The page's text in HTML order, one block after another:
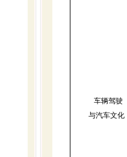
车辆驾驶
与汽车文化